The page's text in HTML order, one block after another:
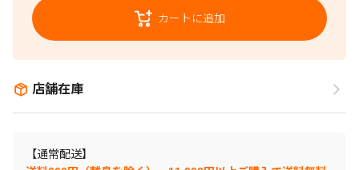
カートに追加
店舗在庫
【通常配送】